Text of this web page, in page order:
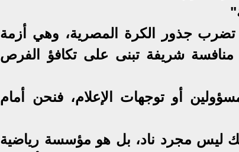
جذور الكرة المصرية، وهي أزمة
شريفة تبنى على تكافؤ الفرص
أو توجهات الإعلام، فنحن أمام
ليس مجرد ناد، بل هو مؤسسة رياضية